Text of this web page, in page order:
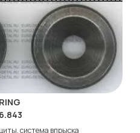
система впрыска